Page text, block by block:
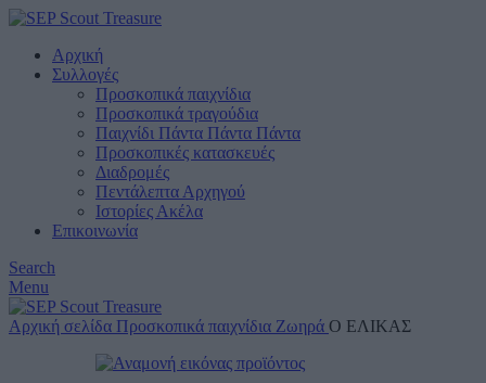
Αρχική
Συλλογές
Προσκοπικά παιχνίδια
Προσκοπικά τραγούδια
Παιχνίδι Πάντα Πάντα Πάντα
Προσκοπικές κατασκευές
Διαδρομές
Πεντάλεπτα Αρχηγού
Ιστορίες Ακέλα
Επικοινωνία
Search
Menu
Αρχική σελίδα Προσκοπικά παιχνίδια Ζωηρά Ο ΕΛΙΚΑΣ